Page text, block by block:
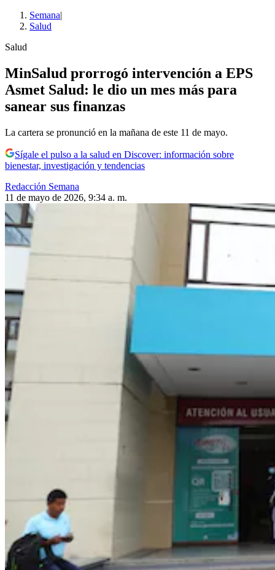
Semana|
Salud
Salud
MinSalud prorrogó intervención a EPS
Asmet Salud: le dio un mes más para
sanear sus finanzas
La cartera se pronunció en la mañana de este 11 de mayo.
Sígale el pulso a la salud en Discover: información sobre
bienestar, investigación y tendencias
Redacción Semana
11 de mayo de 2026, 9:34 a. m.